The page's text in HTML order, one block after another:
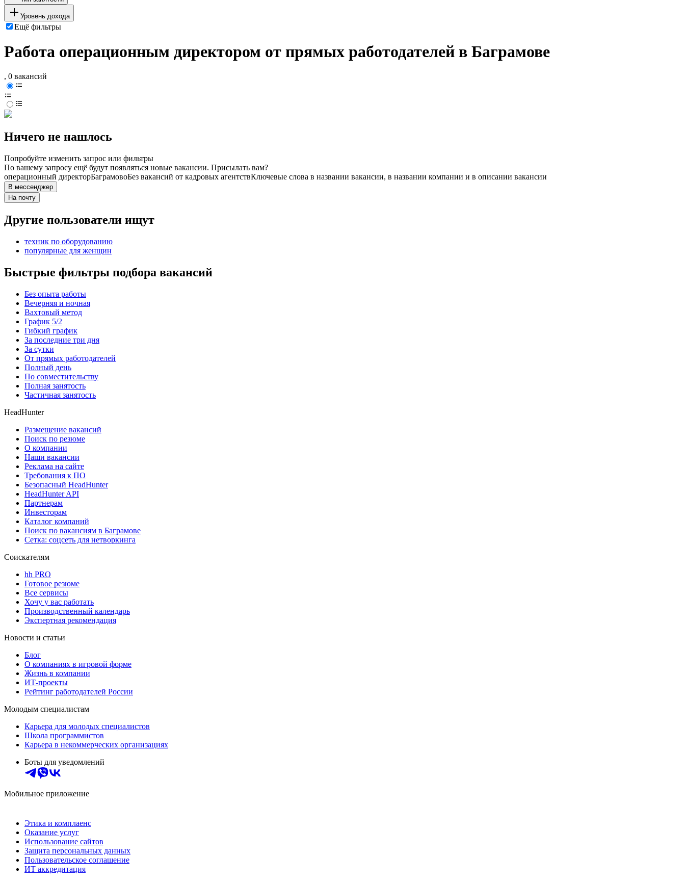
Уровень дохода
Ещё фильтры
Работа операционным директором от прямых работодателей в Баграмове
, 0 вакансий
Ничего не нашлось
Попробуйте изменить запрос или фильтры
По вашему запросу ещё будут появляться новые вакансии. Присылать вам?
операционный директорБаграмовоБез вакансий от кадровых агентствКлючевые слова в названии вакансии, в названии компании и в описании вакансии
В мессенджер
На почту
Другие пользователи ищут
техник по оборудованию
популярные для женщин
Быстрые фильтры подбора вакансий
Без опыта работы
Вечерняя и ночная
Вахтовый метод
График 5/2
Гибкий график
За последние три дня
За сутки
От прямых работодателей
Полный день
По совместительству
Полная занятость
Частичная занятость
HeadHunter
Размещение вакансий
Поиск по резюме
О компании
Наши вакансии
Реклама на сайте
Требования к ПО
Безопасный HeadHunter
HeadHunter API
Партнерам
Инвесторам
Каталог компаний
Поиск по вакансиям в Баграмове
Сетка: соцсеть для нетворкинга
Соискателям
hh PRO
Готовое резюме
Все сервисы
Хочу у вас работать
Производственный календарь
Экспертная рекомендация
Новости и статьи
Блог
О компаниях в игровой форме
Жизнь в компании
ИТ-проекты
Рейтинг работодателей России
Молодым специалистам
Карьера для молодых специалистов
Школа программистов
Карьера в некоммерческих организациях
Боты для уведомлений
Мобильное приложение
Этика и комплаенс
Оказание услуг
Использование сайтов
Защита персональных данных
Пользовательское соглашение
ИТ аккредитация